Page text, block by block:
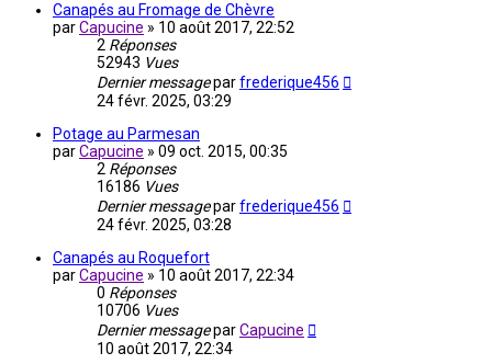
Canapés au Fromage de Chèvre
parCapucine » 10 août 2017, 22:52
2 Réponses
52943 Vues
Dernier messageparfrederique456
24 févr. 2025, 03:29
Potage au Parmesan
parCapucine » 09 oct. 2015, 00:35
2 Réponses
16186 Vues
Dernier messageparfrederique456
24 févr. 2025, 03:28
Canapés au Roquefort
parCapucine » 10 août 2017, 22:34
0 Réponses
10706 Vues
Dernier messageparCapucine
10 août 2017, 22:34